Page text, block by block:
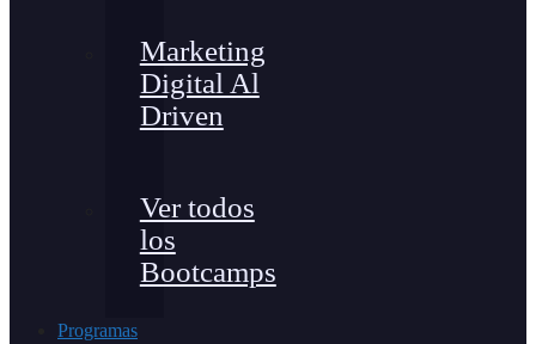
Marketing
Digital Al
Driven
Ver todos
los
Bootcamps
Programas